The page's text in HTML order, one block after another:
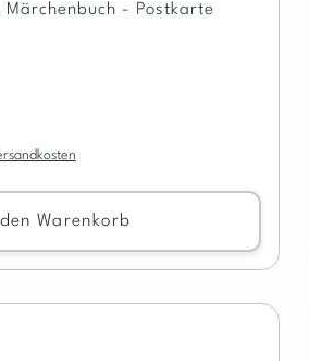
- Postkarte
den Warenkorb